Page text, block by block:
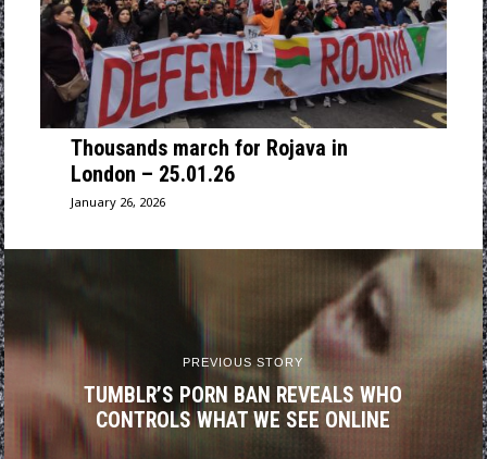
Thousands march for Rojava in
London – 25.01.26
January 26, 2026
PREVIOUS STORY
TUMBLR’S PORN BAN REVEALS WHO
CONTROLS WHAT WE SEE ONLINE